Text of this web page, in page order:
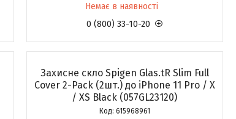
Немає в наявності
0 (800) 33-10-20
Захисне скло Spigen Glas.tR Slim Full
Cover 2-Pack (2шт.) до iPhone 11 Pro / X
/ XS Black (057GL23120)
615968961